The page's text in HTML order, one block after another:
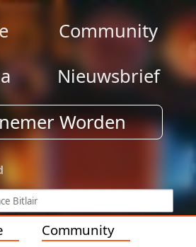
Community
Nieuwsbrief
Worden
Community